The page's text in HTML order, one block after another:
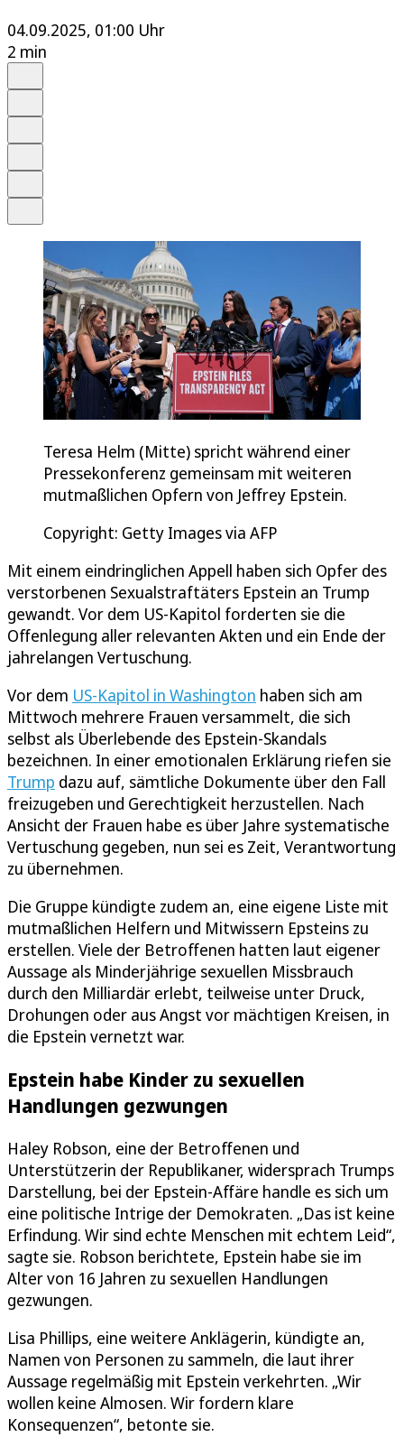
04.09.2025, 01:00 Uhr
2 min
Teresa Helm (Mitte) spricht während einer
Pressekonferenz gemeinsam mit weiteren
mutmaßlichen Opfern von Jeffrey Epstein.
Copyright: Getty Images via AFP
Mit einem eindringlichen Appell haben sich Opfer des
verstorbenen Sexualstraftäters Epstein an Trump
gewandt. Vor dem US-Kapitol forderten sie die
Offenlegung aller relevanten Akten und ein Ende der
jahrelangen Vertuschung.
Vor dem US-Kapitol in Washington haben sich am
Mittwoch mehrere Frauen versammelt, die sich
selbst als Überlebende des Epstein-Skandals
bezeichnen. In einer emotionalen Erklärung riefen sie
Trump dazu auf, sämtliche Dokumente über den Fall
freizugeben und Gerechtigkeit herzustellen. Nach
Ansicht der Frauen habe es über Jahre systematische
Vertuschung gegeben, nun sei es Zeit, Verantwortung
zu übernehmen.
Die Gruppe kündigte zudem an, eine eigene Liste mit
mutmaßlichen Helfern und Mitwissern Epsteins zu
erstellen. Viele der Betroffenen hatten laut eigener
Aussage als Minderjährige sexuellen Missbrauch
durch den Milliardär erlebt, teilweise unter Druck,
Drohungen oder aus Angst vor mächtigen Kreisen, in
die Epstein vernetzt war.
Epstein habe Kinder zu sexuellen
Handlungen gezwungen
Haley Robson, eine der Betroffenen und
Unterstützerin der Republikaner, widersprach Trumps
Darstellung, bei der Epstein-Affäre handle es sich um
eine politische Intrige der Demokraten. „Das ist keine
Erfindung. Wir sind echte Menschen mit echtem Leid“,
sagte sie. Robson berichtete, Epstein habe sie im
Alter von 16 Jahren zu sexuellen Handlungen
gezwungen.
Lisa Phillips, eine weitere Anklägerin, kündigte an,
Namen von Personen zu sammeln, die laut ihrer
Aussage regelmäßig mit Epstein verkehrten. „Wir
wollen keine Almosen. Wir fordern klare
Konsequenzen“, betonte sie.